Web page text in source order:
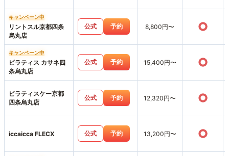
キャンペーン中
リントスル京都四条
烏丸店
公式 予約 8,800円〜 ○
キャンペーン中
ピラティス カサネ四
条烏丸店
公式 予約 15,400円〜 ○
ピラティスケー京都
四条烏丸店
公式 予約 12,320円〜 ○
iccaicca FLECX 公式 予約 13,200円〜 ○